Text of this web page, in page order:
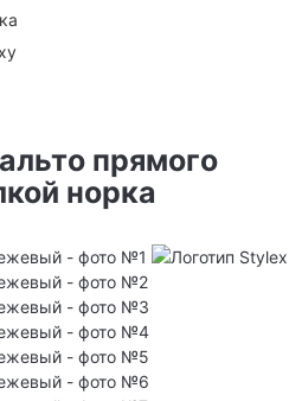
прямого
норка